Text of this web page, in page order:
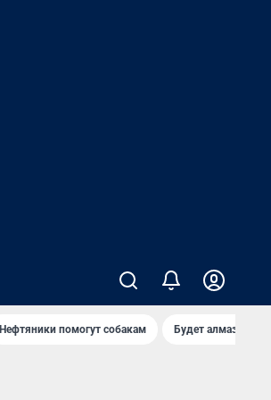
Нефтяники помогут собакам Будет алмазный